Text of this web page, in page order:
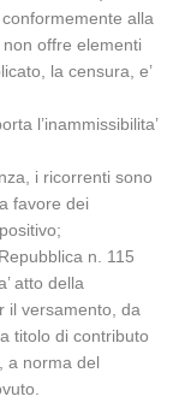
alla
offre elementi
la censura, e’
l’inammissibilita’
i ricorrenti sono
favore dei
n. 115
atto della
il versamento, da
titolo di contributo
a norma del